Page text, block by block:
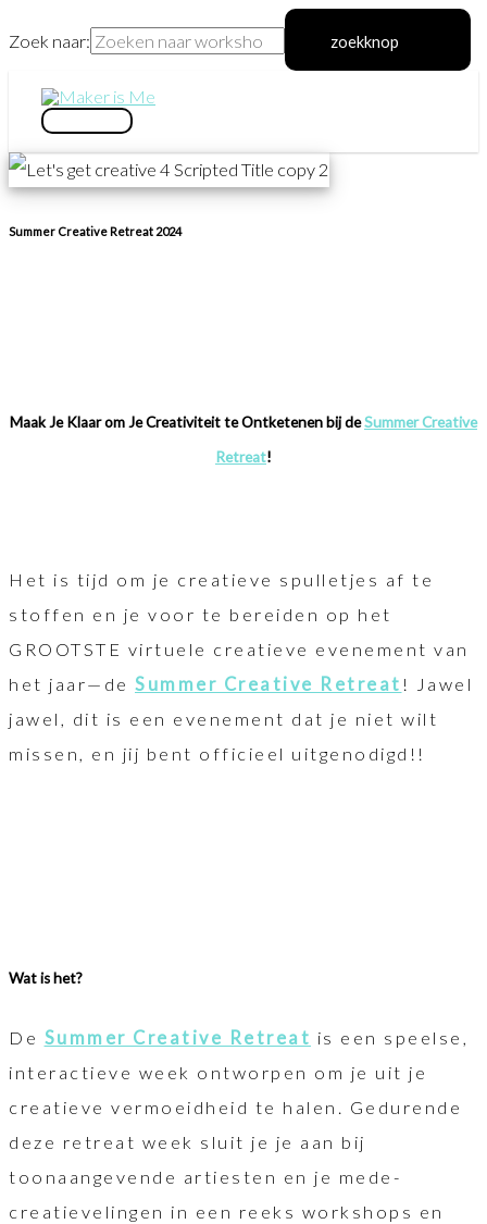
Zoek naar: zoekknop
de
inhoud
hoofdmenu
Summer Creative Retreat 2024
Maak Je Klaar om Je Creativiteit te Ontketenen bij deSummer Creative
Retreat!
Het is tijd om je creatieve spulletjes af te
stoffen en je voor te bereiden op het
GROOTSTE virtuele creatieve evenement van
het jaar—de Summer Creative Retreat ! Jawel
jawel, dit is een evenement dat je niet wilt
missen, en jij bent officieel uitgenodigd!!
Wat is het?
De Summer Creative Retreat is een speelse,
interactieve week ontworpen om je uit je
creatieve vermoeidheid te halen. Gedurende
deze retreat week sluit je je aan bij
toonaangevende artiesten en je mede-
creatievelingen in een reeks workshops en